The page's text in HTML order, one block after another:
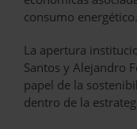
consumo energético.
La apertura
Santos y Alejandro
papel de la
dentro de la